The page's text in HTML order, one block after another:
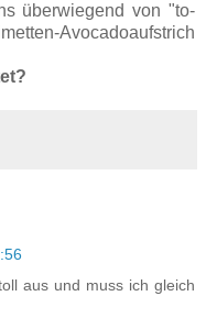
überwiegend von "to-
Avocadoaufstrich
aus und muss ich gleich